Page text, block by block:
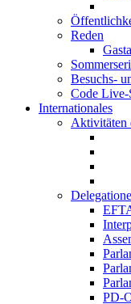
Reden
Besuchs-
Code Live-
Internationales
Aktivitäten
PD-